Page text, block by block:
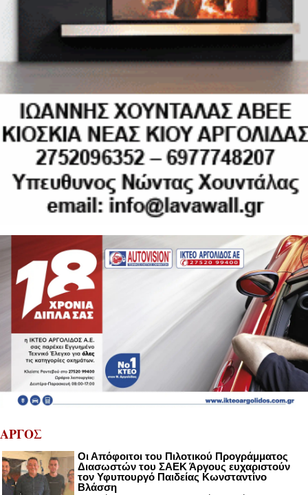
ΑΡΓΟΣ
Οι Απόφοιτοι του Πιλοτικού Προγράμματος
Διασωστών του ΣΑΕΚ Άργους ευχαριστούν
τον Υφυπουργό Παιδείας Κωνσταντίνο
Βλάσση